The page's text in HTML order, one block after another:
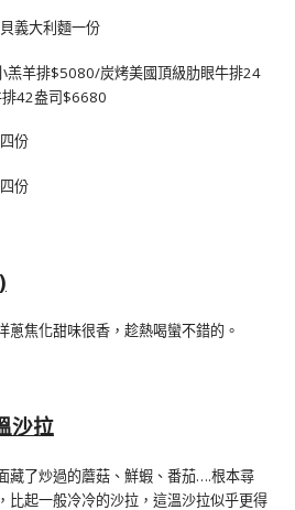
義大利麵一份
羔羊排$5080/炭烤美國頂級肋眼牛排24
42盎司$6680
份
份
蔥焦化甜味很香，趁熱喝蠻不錯的。
沙拉
藏了炒過的蘑菇、鮮蝦、番茄….根本尋
比起一般冷冷的沙拉，這溫沙拉似乎更得